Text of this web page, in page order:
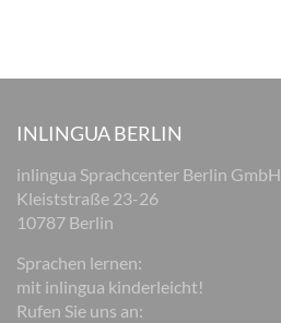
INLINGUA BERLIN
inlingua Sprachcenter Berlin GmbH
Kleiststraße 23-26
10787 Berlin
Sprachen lernen:
mit inlingua kinderleicht!
Rufen Sie uns an: